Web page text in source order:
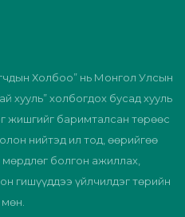
Холбоо” нь Монгол Улсын
хууль” холбогдох бусад хууль
жишгийг баримталсан төрөөс
нийтэд ил тод, өөрийгөө
болгон ажиллах,
гишүүддээ үйлчилдэг төрийн